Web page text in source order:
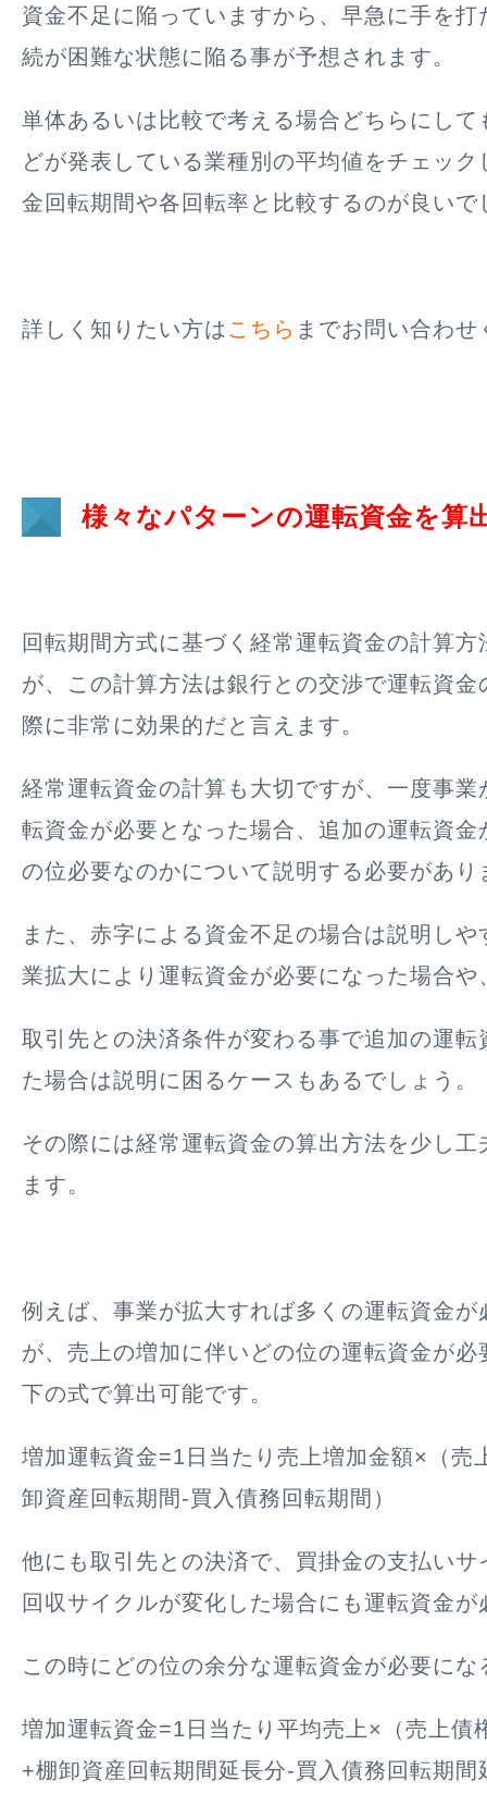
資金不足に陥っていますから、早急に手を打
続が困難な状態に陥る事が予想されます。
単体あるいは比較で考える場合どちらにして
どが発表している業種別の平均値をチェッ
金回転期間や各回転率と比較するのが良いで
詳しく知りたい方は こちら までお問い合わせ
様々なパターンの運転資金を算
回転期間方式に基づく経常運転資金の計算
が、この計算方法は銀行との交渉で運転資金
際に非常に効果的だと言えます。
経常運転資金の計算も大切ですが、一度事業
転資金が必要となった場合、追加の運転資金
の位必要なのかについて説明する必要があり
また、赤字による資金不足の場合は説明し
業拡大により運転資金が必要になった場合や
取引先との決済条件が変わる事で追加の運転
た場合は説明に困るケースもあるでしょう。
その際には経常運転資金の算出方法を少し工
ます。
例えば、事業が拡大すれば多くの運転資金が
が、売上の増加に伴いどの位の運転資金が必
下の式で算出可能です。
増加運転資金=1日当たり売上増加金額×（売
卸資産回転期間-買入債務回転期間）
他にも取引先との決済で、買掛金の支払いサ
回収サイクルが変化した場合にも運転資金
この時にどの位の余分な運転資金が必要に
増加運転資金=1日当たり平均売上×（売上債
+棚卸資産回転期間延長分-買入債務回転期間